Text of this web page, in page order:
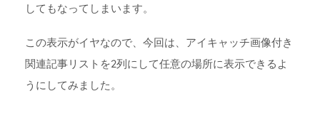
してもなってしまいます。
この表示がイヤなので、今回は、アイキャッチ画像付き
関連記事リストを2列にして任意の場所に表示できるよ
うにしてみました。